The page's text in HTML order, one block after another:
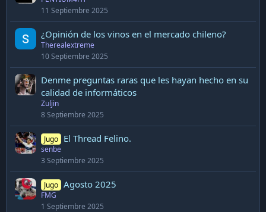
11 Septiembre 2025
¿Opinión de los vinos en el mercado chileno?
Therealextreme
10 Septiembre 2025
Denme preguntas raras que les hayan hecho en su
calidad de informáticos
Zuljin
8 Septiembre 2025
Jugo El Thread Felino.
senbe
3 Septiembre 2025
Jugo Agosto 2025
FMG
1 Septiembre 2025